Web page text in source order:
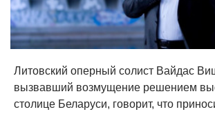
Литовский оперный солист Вайдас
вызвавший возмущение решением
столице Беларуси, говорит, что